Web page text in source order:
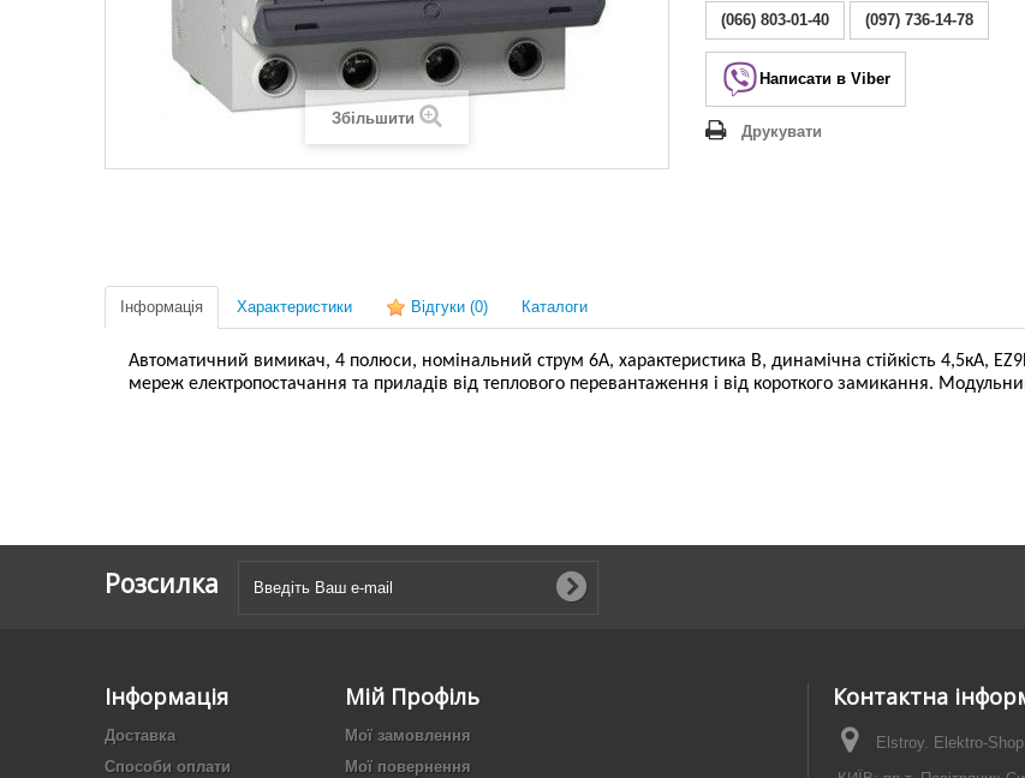
Збільшити
(066) 803-01-40 (097) 736-14-78
Написати в Viber
Друкувати
Інформація Характеристики Відгуки (0) Каталоги
Автоматичний вимикач, 4 полюси, номінальний струм 6А, характеристика В, динамічна стійкість 4,5кА,
мереж електропостачання та приладів від теплового перевантаження і від короткого замикання.
Розсилка
Інформація
Доставка
Способи оплати
Мій Профіль
Мої замовлення
Мої повернення
Контактна
Elstroy. Elektro-